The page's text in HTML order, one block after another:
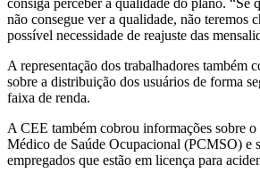
não consegue ver a qualidade, não teremos
possível necessidade de reajuste das
A representação dos trabalhadores também
sobre a distribuição dos usuários de forma
faixa de renda.
A CEE também cobrou informações sobre
Médico de Saúde Ocupacional (PCMSO) e
empregados que estão em licença para